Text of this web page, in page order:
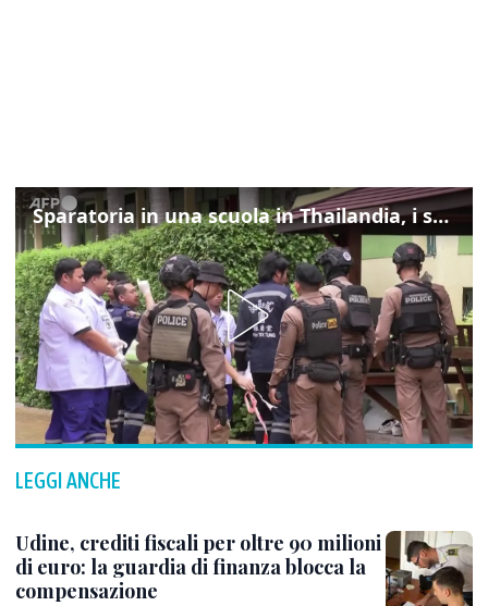
Sparatoria in una scuola in Thailandia, i soccorsi sul posto
LEGGI ANCHE
Udine, crediti fiscali per oltre 90 milioni
di euro: la guardia di finanza blocca la
compensazione